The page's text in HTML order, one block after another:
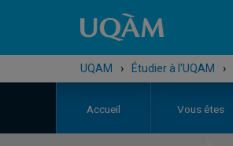
UQAM › Étudier à l'UQAM ›
Accueil Vous êtes